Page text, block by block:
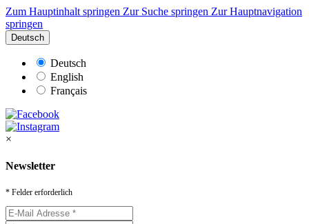
Zum Hauptinhalt springen Zur Suche springen Zur Hauptnavigation
springen
Deutsch
Deutsch
English
Français
×
Newsletter
* Felder erforderlich